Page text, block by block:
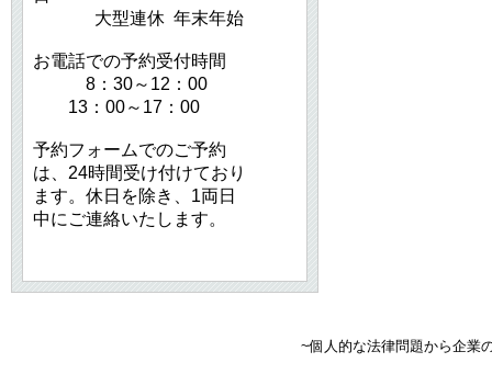
大型連休 年末年始
お電話での予約受付時間
8：30～12：00
13：00～17：00
予約フォームでのご予約
は、24時間受け付けており
ます。休日を除き、1両日
中にご連絡いたします。
~個人的な法律問題から企業